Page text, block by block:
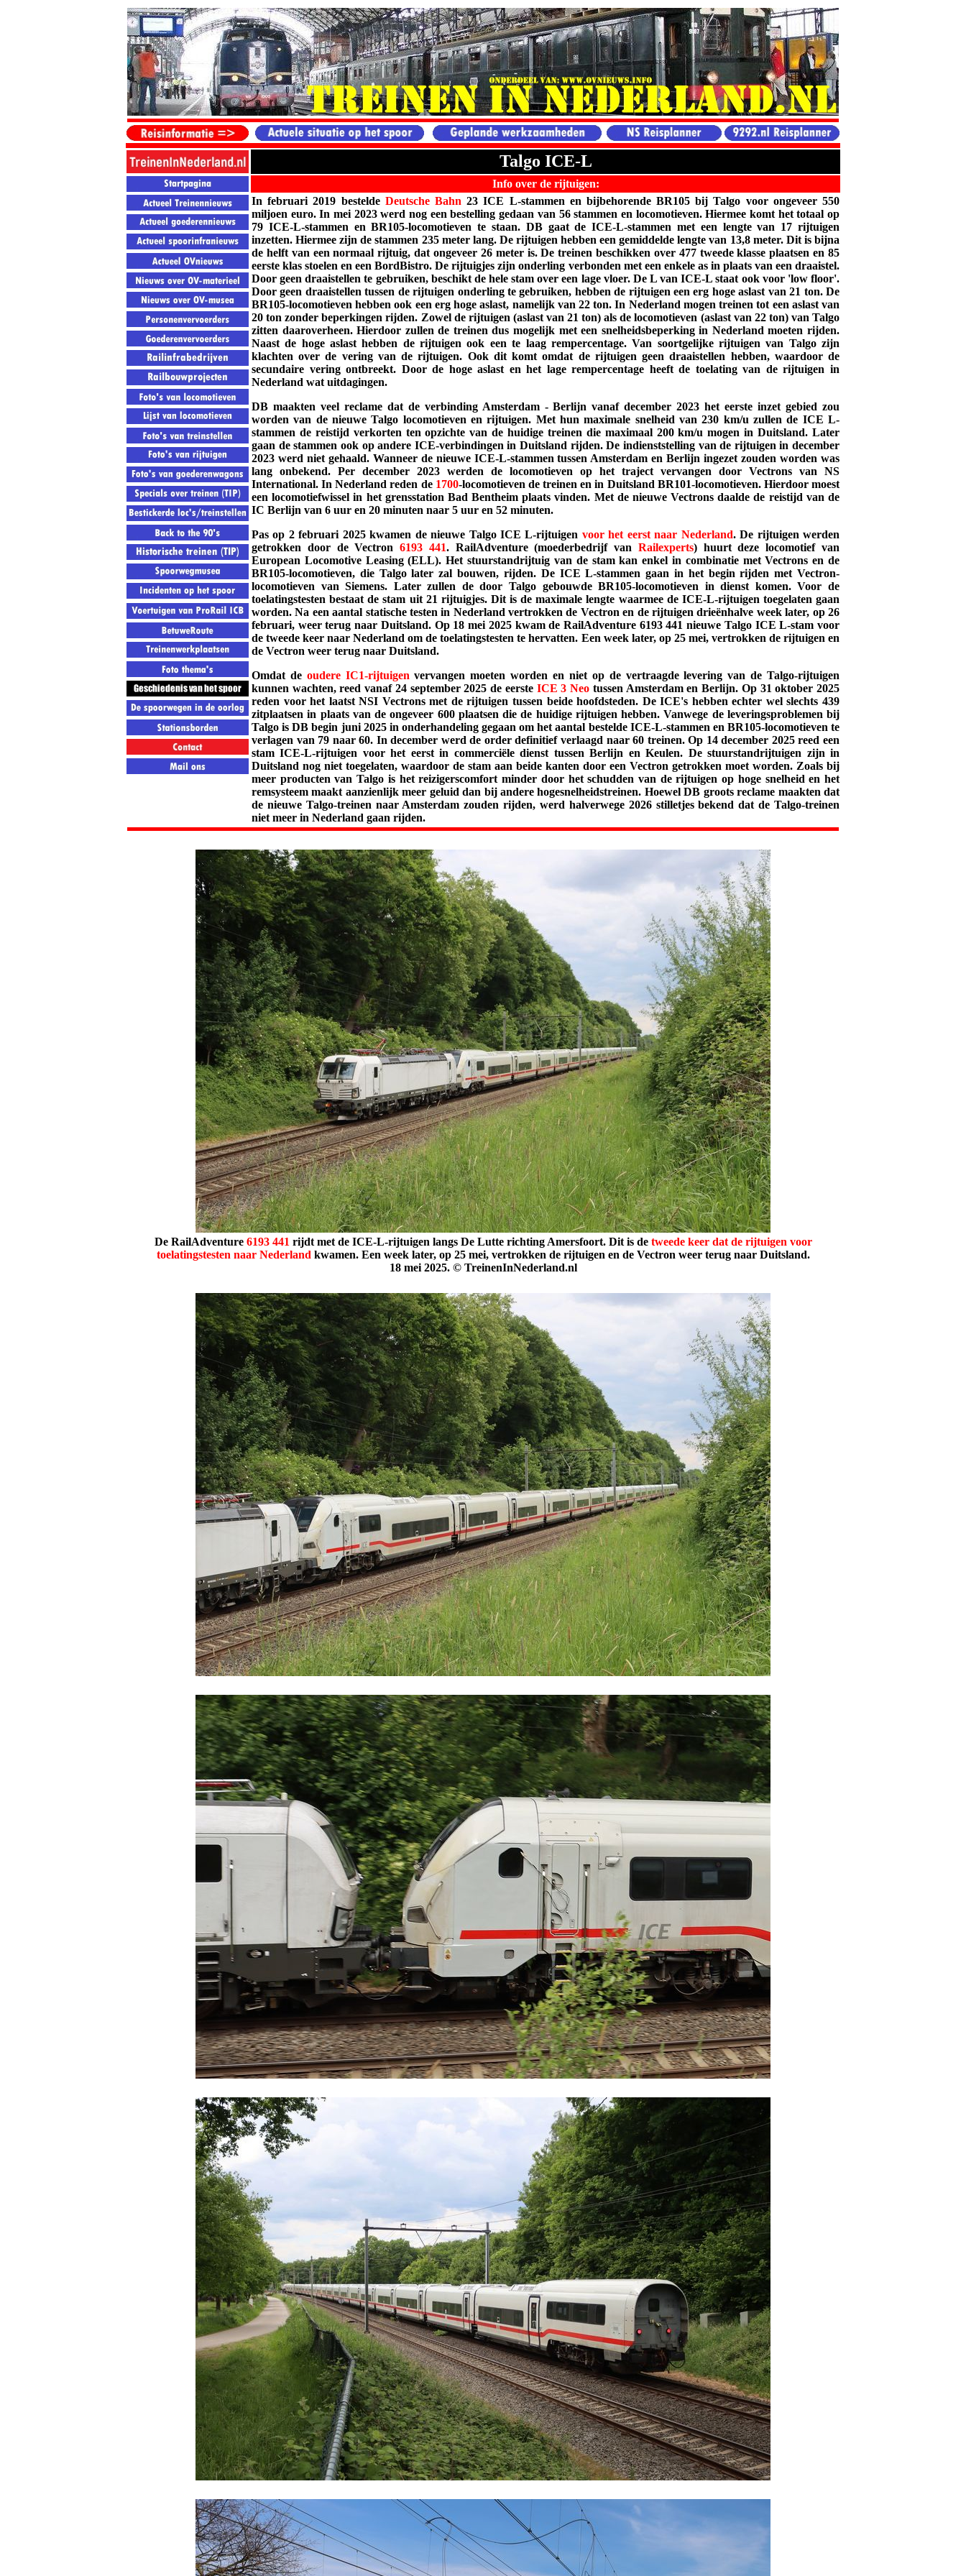
Talgo ICE-L
Info over de rijtuigen:
In februari 2019 bestelde Deutsche Bahn 23 ICE L-stammen en bijbehorende BR105 bij Talgo voor ongeveer 550
miljoen euro. In mei 2023 werd nog een bestelling gedaan van 56 stammen en locomotieven. Hiermee komt het totaal op
79 ICE-L-stammen en BR105-locomotieven te staan. DB gaat de ICE-L-stammen met een lengte van 17 rijtuigen
inzetten. Hiermee zijn de stammen 235 meter lang. De rijtuigen hebben een gemiddelde lengte van 13,8 meter. Dit is bijna
de helft van een normaal rijtuig, dat ongeveer 26 meter is. De treinen beschikken over 477 tweede klasse plaatsen en 85
eerste klas stoelen en een BordBistro. De rijtuigjes zijn onderling verbonden met een enkele as in plaats van een draaistel.
Door geen draaistellen te gebruiken, beschikt de hele stam over een lage vloer. De L van ICE-L staat ook voor 'low floor'.
Door geen draaistellen tussen de rijtuigen onderling te gebruiken, hebben de rijtuigen een erg hoge aslast van 21 ton. De
BR105-locomotieven hebben ook een erg hoge aslast, namelijk van 22 ton. In Nederland mogen treinen tot een aslast van
20 ton zonder beperkingen rijden. Zowel de rijtuigen (aslast van 21 ton) als de locomotieven (aslast van 22 ton) van Talgo
zitten daaroverheen. Hierdoor zullen de treinen dus mogelijk met een snelheidsbeperking in Nederland moeten rijden.
Naast de hoge aslast hebben de rijtuigen ook een te laag rempercentage. Van soortgelijke rijtuigen van Talgo zijn
klachten over de vering van de rijtuigen. Ook dit komt omdat de rijtuigen geen draaistellen hebben, waardoor de
secundaire vering ontbreekt. Door de hoge aslast en het lage rempercentage heeft de toelating van de rijtuigen in
Nederland wat uitdagingen.
DB maakten veel reclame dat de verbinding Amsterdam - Berlijn vanaf december 2023 het eerste inzet gebied zou
worden van de nieuwe Talgo locomotieven en rijtuigen. Met hun maximale snelheid van 230 km/u zullen de ICE L-
stammen de reistijd verkorten ten opzichte van de huidige treinen die maximaal 200 km/u mogen in Duitsland. Later
gaan de stammen ook op andere ICE-verbindingen in Duitsland rijden. De indienststelling van de rijtuigen in december
2023 werd niet gehaald. Wanneer de nieuwe ICE-L-stammen tussen Amsterdam en Berlijn ingezet zouden worden was
lang onbekend. Per december 2023 werden de locomotieven op het traject vervangen door Vectrons van NS
International. In Nederland reden de 1700-locomotieven de treinen en in Duitsland BR101-locomotieven. Hierdoor moest
een locomotiefwissel in het grensstation Bad Bentheim plaats vinden. Met de nieuwe Vectrons daalde de reistijd van de
IC Berlijn van 6 uur en 20 minuten naar 5 uur en 52 minuten.
Pas op 2 februari 2025 kwamen de nieuwe Talgo ICE L-rijtuigen voor het eerst naar Nederland. De rijtuigen werden
getrokken door de Vectron6193 441. RailAdventure (moederbedrijf van Railexperts) huurt deze locomotief van
European Locomotive Leasing (ELL). Het stuurstandrijtuig van de stam kan enkel in combinatie met Vectrons en de
BR105-locomotieven, die Talgo later zal bouwen, rijden. De ICE L-stammen gaan in het begin rijden met Vectron-
locomotieven van Siemens. Later zullen de door Talgo gebouwde BR105-locomotieven in dienst komen. Voor de
toelatingstesten bestaat de stam uit 21 rijtuigjes. Dit is de maximale lengte waarmee de ICE-L-rijtuigen toegelaten gaan
worden. Na een aantal statische testen in Nederland vertrokken de Vectron en de rijtuigen drieënhalve week later, op 26
februari, weer terug naar Duitsland. Op 18 mei 2025 kwam de RailAdventure 6193 441 nieuwe Talgo ICE L-stam voor
de tweede keer naar Nederland om de toelatingstesten te hervatten. Een week later, op 25 mei, vertrokken de rijtuigen en
de Vectron weer terug naar Duitsland.
Omdat de oudere IC1-rijtuigen vervangen moeten worden en niet op de vertraagde levering van de Talgo-rijtuigen
kunnen wachten, reed vanaf 24 september 2025 de eerste ICE 3 Neo tussen Amsterdam en Berlijn. Op 31 oktober 2025
reden voor het laatst NSI Vectrons met de rijtuigen tussen beide hoofdsteden. De ICE's hebben echter wel slechts 439
zitplaatsen in plaats van de ongeveer 600 plaatsen die de huidige rijtuigen hebben. Vanwege de leveringsproblemen bij
Talgo is DB begin juni 2025 in onderhandeling gegaan om het aantal bestelde ICE-L-stammen en BR105-locomotieven te
verlagen van 79 naar 60. In december werd de order definitief verlaagd naar 60 treinen. Op 14 december 2025 reed een
stam ICE-L-rijtuigen voor het eerst in commerciële dienst tussen Berlijn en Keulen. De stuurstandrijtuigen zijn in
Duitsland nog niet toegelaten, waardoor de stam aan beide kanten door een Vectron getrokken moet worden. Zoals bij
meer producten van Talgo is het reizigerscomfort minder door het schudden van de rijtuigen op hoge snelheid en het
remsysteem maakt aanzienlijk meer geluid dan bij andere hogesnelheidstreinen. Hoewel DB groots reclame maakten dat
de nieuwe Talgo-treinen naar Amsterdam zouden rijden, werd halverwege 2026 stilletjes bekend dat de Talgo-treinen
niet meer in Nederland gaan rijden.
De RailAdventure 6193 441 rijdt met de ICE-L-rijtuigen langs De Lutte richting Amersfoort. Dit is de tweede keer dat de rijtuigen voor
toelatingstesten naar Nederland kwamen. Een week later, op 25 mei, vertrokken de rijtuigen en de Vectron weer terug naar Duitsland.
18 mei 2025. © TreinenInNederland.nl